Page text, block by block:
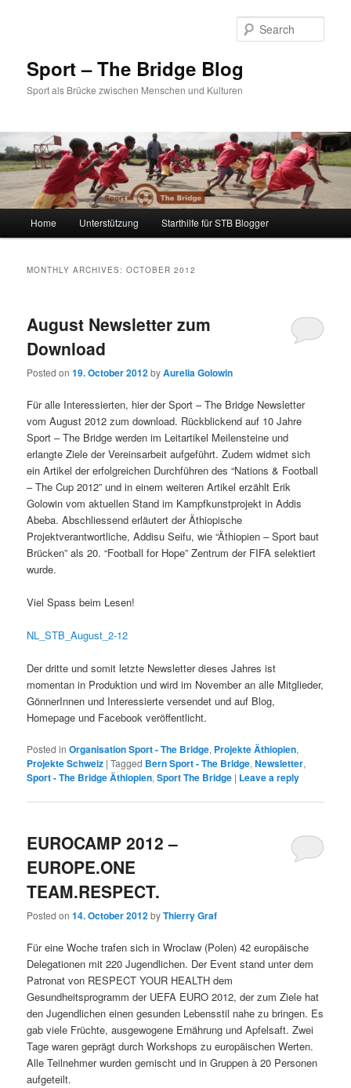
Sport – The Bridge Blog
Sport als Brücke zwischen Menschen und Kulturen
Skip to primary content
Skip to secondary content
Home Unterstützung Starthilfe für STB Blogger
MONTHLY ARCHIVES:OCTOBER 2012
August Newsletter zum
Download
Posted on19. October 2012byAurelia Golowin
Für alle Interessierten, hier der Sport – The Bridge Newsletter
vom August 2012 zum download. Rückblickend auf 10 Jahre
Sport – The Bridge werden im Leitartikel Meilensteine und
erlangte Ziele der Vereinsarbeit aufgeführt. Zudem widmet sich
ein Artikel der erfolgreichen Durchführen des “Nations & Football
– The Cup 2012” und in einem weiteren Artikel erzählt Erik
Golowin vom aktuellen Stand im Kampfkunstprojekt in Addis
Abeba. Abschliessend erläutert der Äthiopische
Projektverantwortliche, Addisu Seifu, wie “Äthiopien – Sport baut
Brücken” als 20. “Football for Hope” Zentrum der FIFA selektiert
wurde.
Viel Spass beim Lesen!
NL_STB_August_2-12
Der dritte und somit letzte Newsletter dieses Jahres ist
momentan in Produktion und wird im November an alle Mitglieder,
GönnerInnen und Interessierte versendet und auf Blog,
Homepage und Facebook veröffentlicht.
Posted in Organisation Sport - The Bridge, Projekte Äthiopien,
Projekte Schweiz |Tagged Bern Sport - The Bridge,Newsletter,
Sport - The Bridge Äthiopien,Sport The Bridge | Leave a reply
EUROCAMP 2012 –
EUROPE.ONE
TEAM.RESPECT.
Posted on14. October 2012byThierry Graf
Für eine Woche trafen sich in Wroclaw (Polen) 42 europäische
Delegationen mit 220 Jugendlichen. Der Event stand unter dem
Patronat von RESPECT YOUR HEALTH dem
Gesundheitsprogramm der UEFA EURO 2012, der zum Ziele hat
den Jugendlichen einen gesunden Lebensstil nahe zu bringen. Es
gab viele Früchte, ausgewogene Ernährung und Apfelsaft. Zwei
Tage waren geprägt durch Workshops zu europäischen Werten.
Alle Teilnehmer wurden gemischt und in Gruppen à 20 Personen
aufgeteilt.